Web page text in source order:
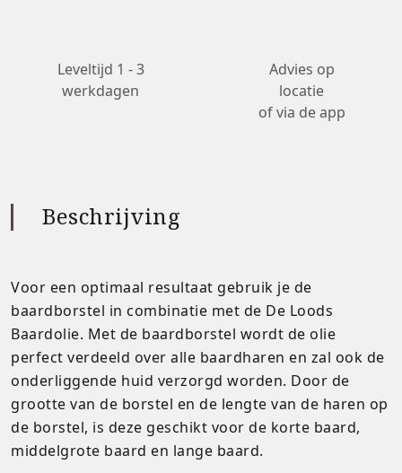
Leveltijd 1 - 3
werkdagen
Advies op
locatie
of via de app
Beschrijving
Voor een optimaal resultaat gebruik je de
baardborstel in combinatie met de De Loods
Baardolie. Met de baardborstel wordt de olie
perfect verdeeld over alle baardharen en zal ook de
onderliggende huid verzorgd worden. Door de
grootte van de borstel en de lengte van de haren op
de borstel, is deze geschikt voor de korte baard,
middelgrote baard en lange baard.